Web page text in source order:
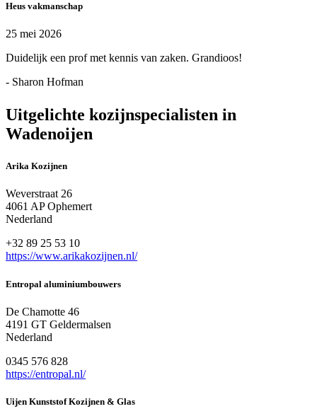
Heus vakmanschap
25 mei 2026
Duidelijk een prof met kennis van zaken. Grandioos!
- Sharon Hofman
Uitgelichte kozijnspecialisten in
Wadenoijen
Arika Kozijnen
Weverstraat 26
4061 AP Ophemert
Nederland
+32 89 25 53 10
https://www.arikakozijnen.nl/
Entropal aluminiumbouwers
De Chamotte 46
4191 GT Geldermalsen
Nederland
0345 576 828
https://entropal.nl/
Uijen Kunststof Kozijnen & Glas